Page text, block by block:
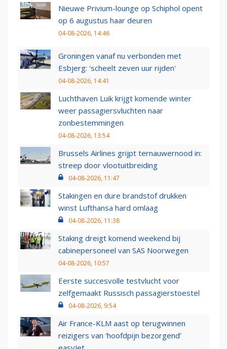
Nieuwe Privium-lounge op Schiphol opent
op 6 augustus haar deuren
04-08-2026, 14:46
Groningen vanaf nu verbonden met
Esbjerg: 'scheelt zeven uur rijden'
04-08-2026, 14:41
Luchthaven Luik krijgt komende winter
weer passagiersvluchten naar
zonbestemmingen
04-08-2026, 13:54
Brussels Airlines grijpt ternauwernood in:
streep door vlootuitbreiding
04-08-2026, 11:47
Stakingen en dure brandstof drukken
winst Lufthansa hard omlaag
04-08-2026, 11:38
Staking dreigt komend weekend bij
cabinepersoneel van SAS Noorwegen
04-08-2026, 10:57
Eerste succesvolle testvlucht voor
zelfgemaakt Russisch passagierstoestel
04-08-2026, 9:54
Air France-KLM aast op terugwinnen
reizigers van ‘hoofdpijn bezorgend’